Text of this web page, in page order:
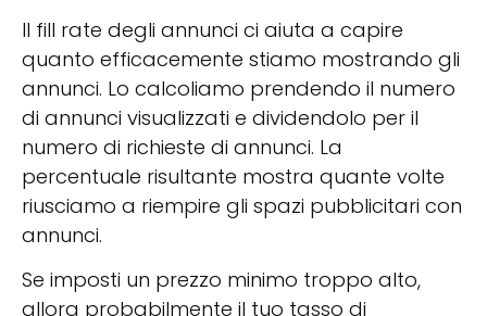
Il fill rate degli annunci ci aiuta a capire
quanto efficacemente stiamo mostrando gli
annunci. Lo calcoliamo prendendo il numero
di annunci visualizzati e dividendolo per il
numero di richieste di annunci. La
percentuale risultante mostra quante volte
riusciamo a riempire gli spazi pubblicitari con
annunci.
Se imposti un prezzo minimo troppo alto,
allora probabilmente il tuo tasso di